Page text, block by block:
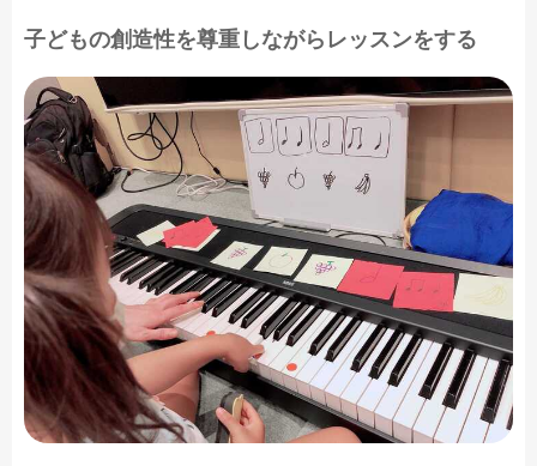
子どもの創造性を尊重しながらレッスンをする